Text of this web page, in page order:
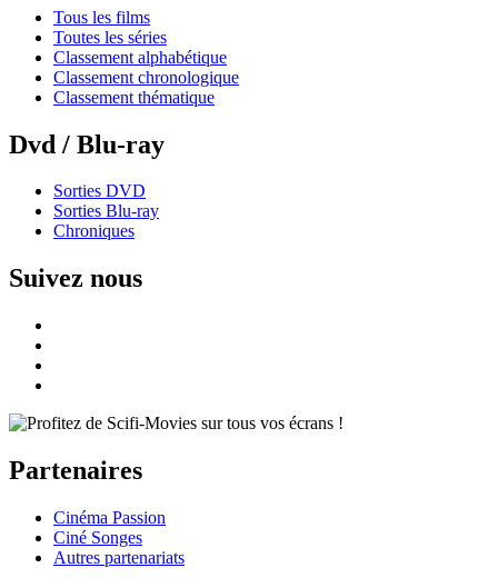
Tous les films
Toutes les séries
Classement alphabétique
Classement chronologique
Classement thématique
Dvd / Blu-ray
Sorties DVD
Sorties Blu-ray
Chroniques
Suivez nous
Partenaires
Cinéma Passion
Ciné Songes
Autres partenariats